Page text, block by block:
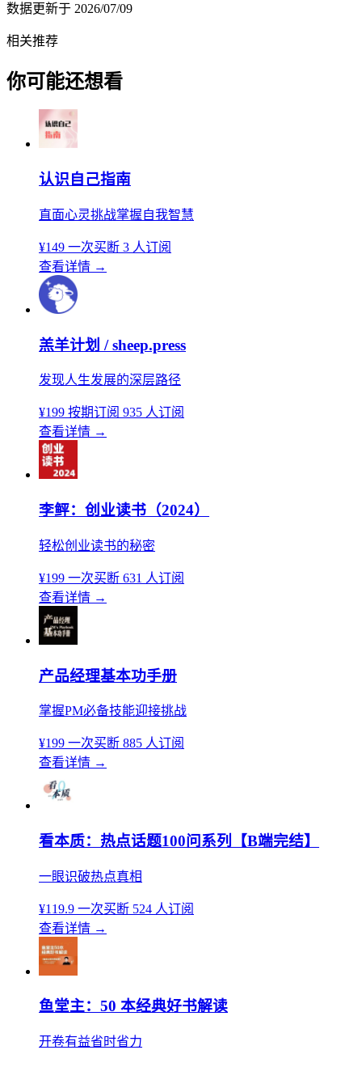
数据更新于 2026/07/09
相关推荐
你可能还想看
认识自己指南
直面心灵挑战掌握自我智慧
¥149 一次买断 3 人订阅
查看详情 →
羔羊计划 / sheep.press
发现人生发展的深层路径
¥199 按期订阅 935 人订阅
查看详情 →
李鲆：创业读书（2024）
轻松创业读书的秘密
¥199 一次买断 631 人订阅
查看详情 →
产品经理基本功手册
掌握PM必备技能迎接挑战
¥199 一次买断 885 人订阅
查看详情 →
看本质：热点话题100问系列【B端完结】
一眼识破热点真相
¥119.9 一次买断 524 人订阅
查看详情 →
鱼堂主：50 本经典好书解读
开卷有益省时省力